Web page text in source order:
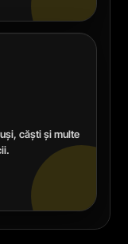
căști și multe